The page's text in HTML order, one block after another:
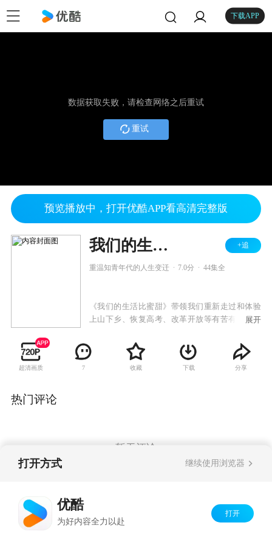
下载APP
数据获取失败，请检查网络之后重试
重试
预览播放中，打开优酷APP看高清完整版
我们的生活比蜜甜 +追
重温知青年代的人生变迁 7.0分 44集全
《我们的生活比蜜甜》带领我们重新走过和体验
上山下乡、恢复高考、改革开放等有苦有乐的辛
年代里人与人之间最真挚的情感。
展开
超清画质 7 收藏 下载 分享
热门评论
暂无评论
打开方式 继续使用浏览器
优酷
为好内容全力以赴
打开